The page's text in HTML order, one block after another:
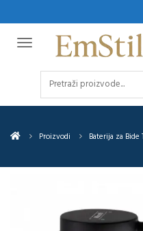
Proizvodi Baterija za Bide